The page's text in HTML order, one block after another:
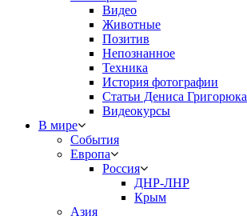
Видео
Животные
Позитив
Непознанное
Техника
История фотографии
Статьи Дениса Григорюка
Видеокурсы
В мире
События
Европа
Россия
ДНР-ЛНР
Крым
Азия